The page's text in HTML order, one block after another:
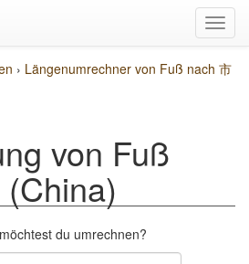
› Längenumrechner von Fuß nach 市
von Fuß
du umrechnen?